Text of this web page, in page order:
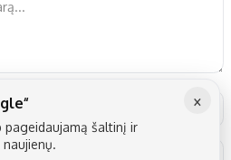
×
pageidaujamą šaltinį ir